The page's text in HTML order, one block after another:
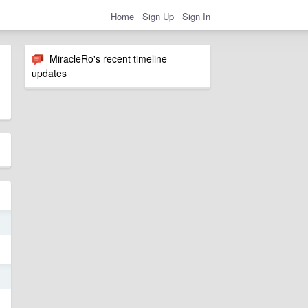
Home Sign Up Sign In
MiracleRo's recent timeline
updates